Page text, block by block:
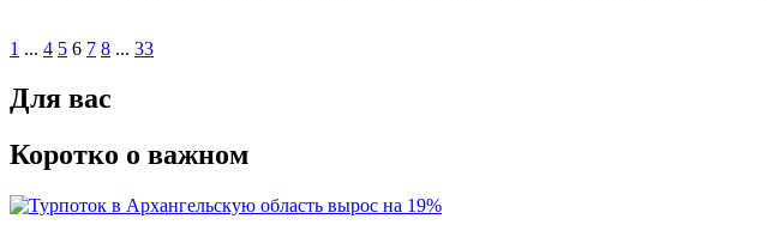
1 ... 4 5 6 7 8 ... 33
Для вас
Коротко о важном